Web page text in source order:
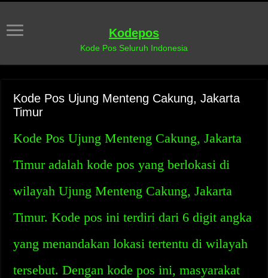
Kodepos
Kode Pos Seluruh Indonesia
Kode Pos Ujung Menteng Cakung, Jakarta
Timur
Kode Pos Ujung Menteng Cakung, Jakarta
Timur adalah kode pos yang berlokasi di
wilayah Ujung Menteng Cakung, Jakarta
Timur. Kode pos ini terdiri dari 6 digit angka
yang menandakan lokasi tertentu di wilayah
tersebut. Dengan kode pos ini, masyarakat